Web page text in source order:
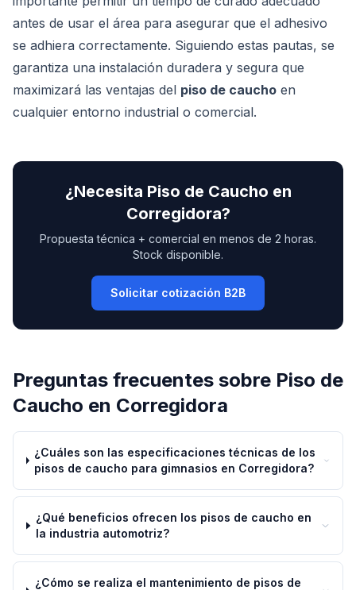
antes de usar el área para asegurar que el adhesivo
se adhiera correctamente. Siguiendo estas pautas, se
garantiza una instalación duradera y segura que
maximizará las ventajas del piso de caucho en
cualquier entorno industrial o comercial.
¿Necesita Piso de Caucho en
Corregidora?
Propuesta técnica + comercial en menos de 2 horas.
Stock disponible.
Solicitar cotización B2B
Preguntas frecuentes sobre Piso de
Caucho en Corregidora
¿Cuáles son las especificaciones técnicas de los
pisos de caucho para gimnasios en Corregidora?
¿Qué beneficios ofrecen los pisos de caucho en
la industria automotriz?
¿Cómo se realiza el mantenimiento de pisos de